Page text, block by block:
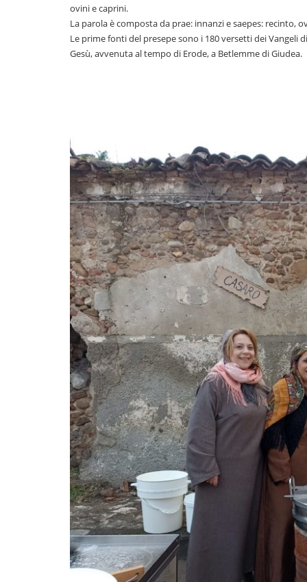
ovini e caprini.
La parola è composta da prae: innanzi e saepes: recinto,
Le prime fonti del presepe sono i 180 versetti dei Vangeli
Gesù, avvenuta al tempo di Erode, a Betlemme di Giudea.